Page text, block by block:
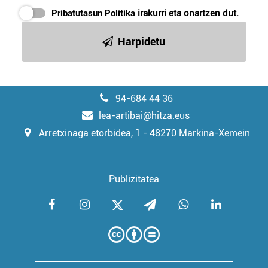
Pribatutasun Politika irakurri eta onartzen dut.
Harpidetu
94-684 44 36
lea-artibai@hitza.eus
Arretxinaga etorbidea, 1 - 48270 Markina-Xemein
Publizitatea